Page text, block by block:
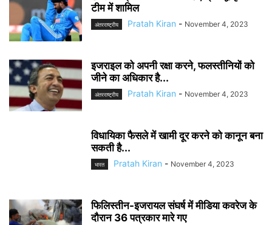
टीम में शामिल
अंतरराष्ट्रीय Pratah Kiran - November 4, 2023
इजराइल को अपनी रक्षा करने, फलस्तीनियों को
जीने का अधिकार है...
अंतरराष्ट्रीय Pratah Kiran - November 4, 2023
विधायिका फैसले में खामी दूर करने को कानून बना
सकती है...
भारत Pratah Kiran - November 4, 2023
फिलिस्तीन-इजरायल संघर्ष में मीडिया कवरेज के
दौरान 36 पत्रकार मारे गए